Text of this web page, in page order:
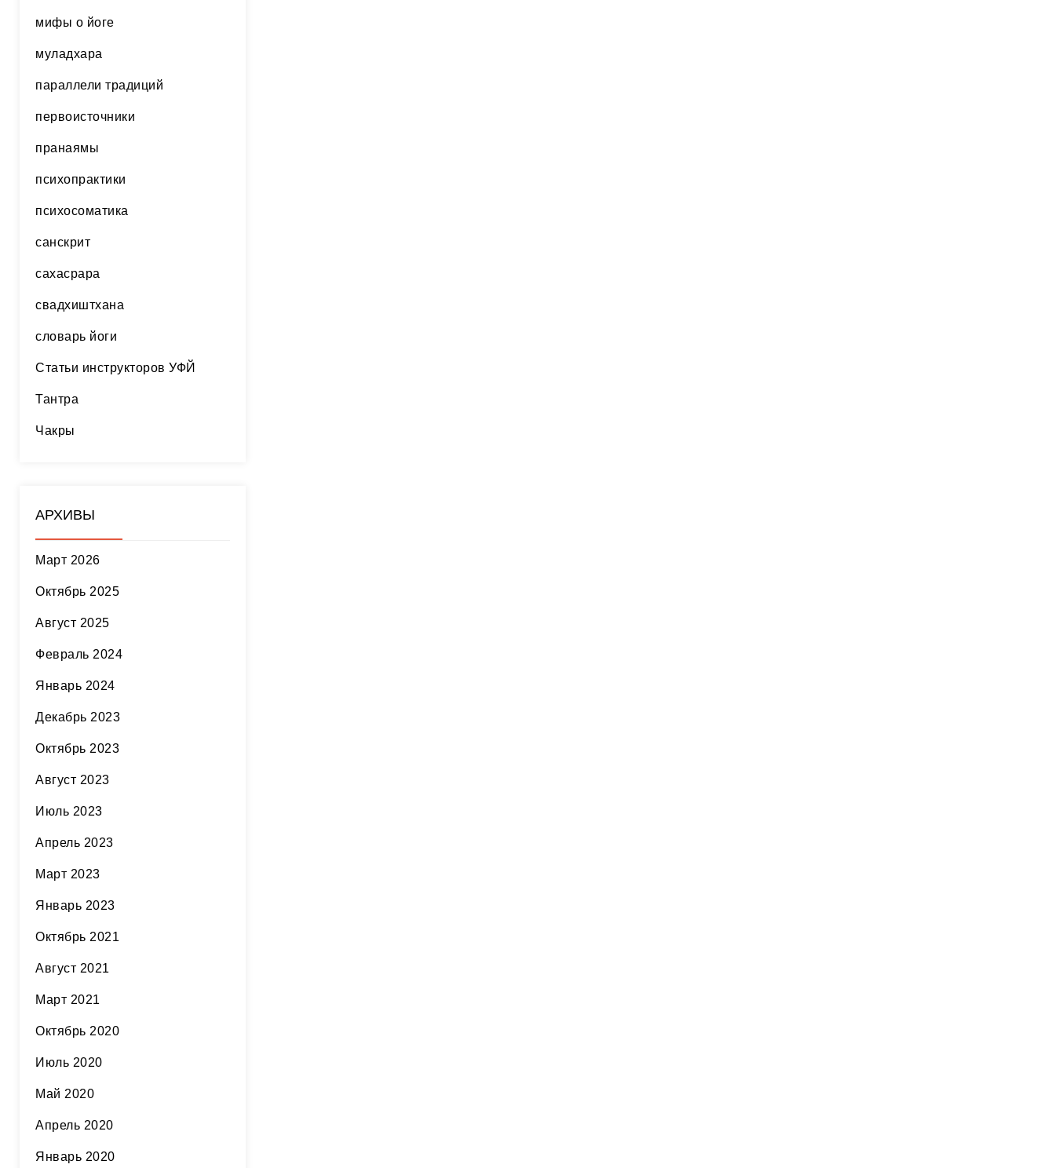
мифы о йоге
муладхара
параллели традиций
первоисточники
пранаямы
психопрактики
психосоматика
санскрит
сахасрара
свадхиштхана
словарь йоги
Статьи инструкторов УФЙ
Тантра
Чакры
АРХИВЫ
Март 2026
Октябрь 2025
Август 2025
Февраль 2024
Январь 2024
Декабрь 2023
Октябрь 2023
Август 2023
Июль 2023
Апрель 2023
Март 2023
Январь 2023
Октябрь 2021
Август 2021
Март 2021
Октябрь 2020
Июль 2020
Май 2020
Апрель 2020
Январь 2020